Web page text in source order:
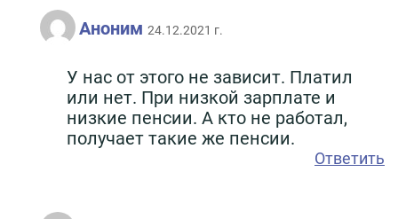
Аноним 24.12.2021 г.
У нас от этого не зависит. Платил
или нет. При низкой зарплате и
низкие пенсии. А кто не работал,
получает такие же пенсии.
Ответить